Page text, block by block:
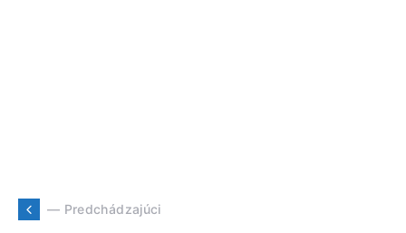
— Predchádzajúci